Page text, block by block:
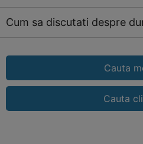
Cum sa discutati despre
Cauta
Cauta